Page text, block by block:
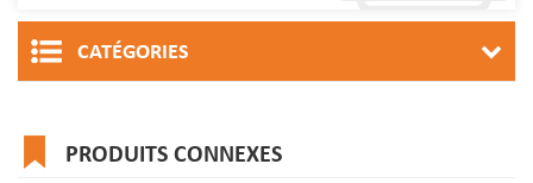
CATÉGORIES
PRODUITS CONNEXES